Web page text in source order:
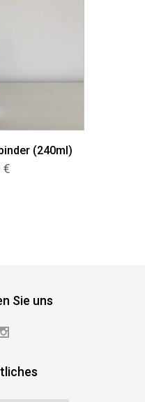
(240ml)
€
Sie uns